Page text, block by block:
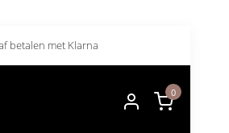
betalen met Klarna
0